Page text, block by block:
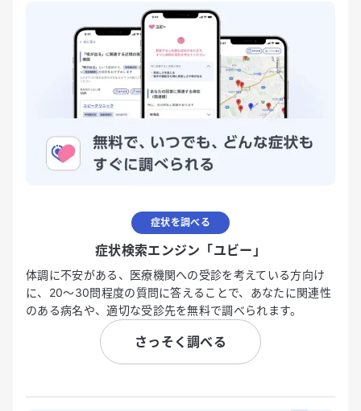
症状を調べる
症状検索エンジン「ユビー」
体調に不安がある、医療機関への受診を考えている方向け
に、20〜30問程度の質問に答えることで、あなたに関連性
のある病名や、適切な受診先を無料で調べられます。
さっそく調べる